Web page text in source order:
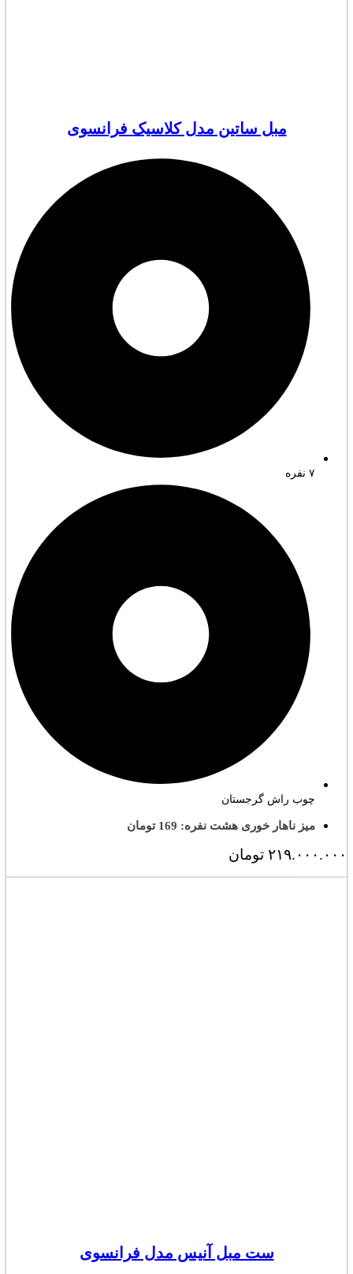
مبل ساتین مدل کلاسیک فرانسوی
۷ نفره
چوب راش گرجستان
میز ناهار خوری هشت نفره: 169 تومان
۲۱۹.۰۰۰.۰۰۰ تومان
ست مبل آنیس مدل فرانسوی